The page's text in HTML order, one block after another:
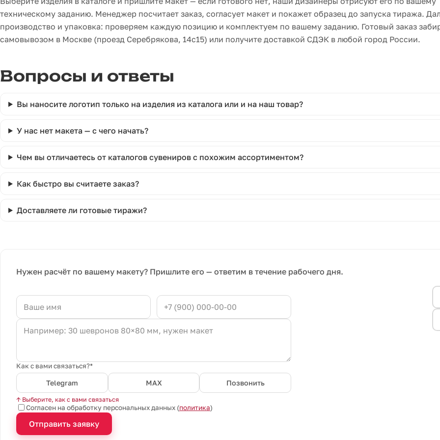
техническому заданию. Менеджер посчитает заказ, согласует макет и покажет образец до запуска тиража.
производство и упаковка: проверяем каждую позицию и комплектуем по вашему заданию. Готовый заказ
самовывозом в Москве (проезд Серебрякова, 14с15) или получите доставкой СДЭК в любой город России.
Вопросы и ответы
Вы наносите логотип только на изделия из каталога или и на наш товар?
У нас нет макета — с чего начать?
Чем вы отличаетесь от каталогов сувениров с похожим ассортиментом?
Как быстро вы считаете заказ?
Доставляете ли готовые тиражи?
Нужен расчёт по вашему макету? Пришлите его — ответим в течение рабочего дня.
Как с вами связаться?*
Telegram MAX Позвонить
↑ Выберите, как с вами связаться
Согласен на обработку персональных данных (политика)
Отправить заявку